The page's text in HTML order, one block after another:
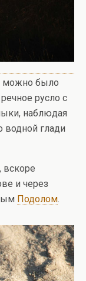
можно было
русло с
наблюдая
водной глади
вскоре
и через
Подолом.